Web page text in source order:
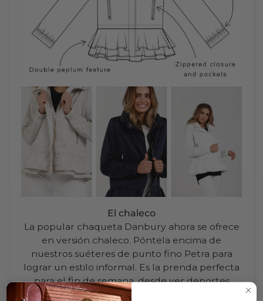
El chaleco
La popular chaqueta Danbury ahora se ofrece
en versión chaleco. Póntela encima de
nuestros suéteres de punto fino Petra para
lograr un estilo informal. Es la prenda perfecta
para el fin de semana, desde ver deportes
hasta tomar un café.